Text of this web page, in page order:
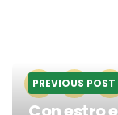
PREVIOUS POST